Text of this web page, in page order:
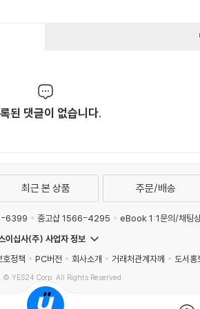
된 댓글이 없습니다.
최근 본 상품 주문/배송
6399 중고샵 1566-4295
eBook 1:1문의/채팅
이십사(주) 사업자 정보
호정책 PC버전 회사소개 거래처관계자께 도서홍
YES24 Corp. All Rights Reserved.